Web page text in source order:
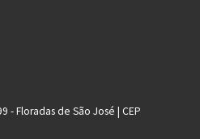
- Floradas de São José | CEP